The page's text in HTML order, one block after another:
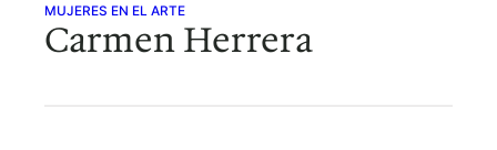
MUJERES EN EL ARTE
Carmen Herrera